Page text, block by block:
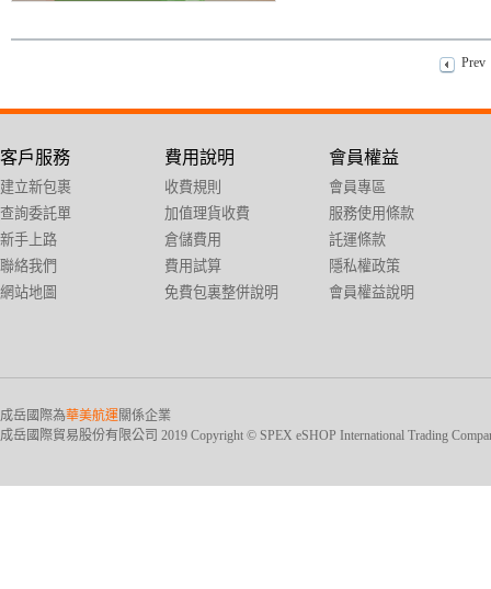
Prev
客戶服務
建立新包裹
查詢委託單
新手上路
聯絡我們
網站地圖
費用說明
收費規則
加值理貨收費
倉儲費用
費用試算
免費包裏整併說明
會員權益
會員專區
服務使用條款
託運條款
隱私權政策
會員權益說明
成岳國際為華美航運關係企業
成岳國際貿易股份有限公司 2019 Copyright © SPEX eSHOP International Trading